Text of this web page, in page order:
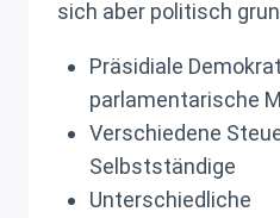
sich aber politisch
Präsidiale
parlamentarische
Verschiedene
Selbstständige
Unterschiedliche